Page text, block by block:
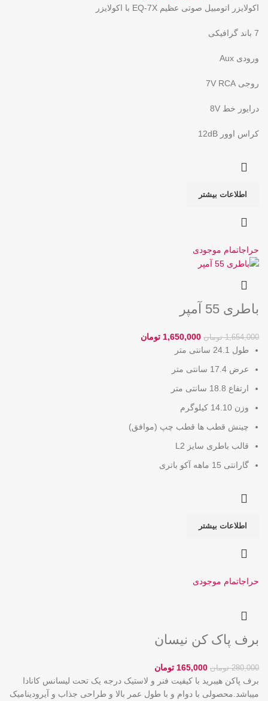
اکولایزر اتومبیل صوتی عظیم EQ-7X با اکولایزر
7 باند گرافیکی
ورودی Aux
روجی 7V RCA
درایور خط 8V
کراس اوور 12dB
اطلاعات بیشتر
حراجاتمام موجودی
باطری 55 آمپر
1,654,000 تومان 1,650,000 تومان
طول 24.1 سانتی متر
عرض 17.4 سانتی متر
ارتفاع 18.8 سانتی متر
وزن 14.10 کیلوگرم
چینش قطب ها قطب چپ (موافق)
قالب باطری سایز L2
گارانتی 15 ماهه آکو باتری
اطلاعات بیشتر
حراجاتمام موجودی
برف پاک کن نیسان
280,000 تومان 165,000 تومان
برف پاکن هیبرید با کیفیت فنر و لاستیک درجه یک تحت لیسانس کانادا
میباشد.محصولی با دوام و با طول عمر بالا و طراحی جذاب و آیرودینامیک